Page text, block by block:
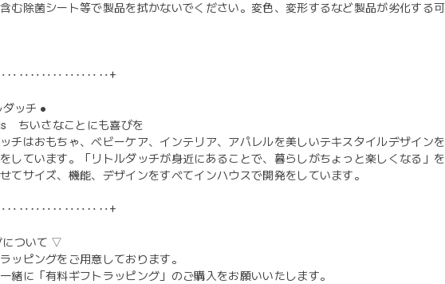
む除菌シート等で製品を拭かないでください。変色、変形するなど製品が劣化する可
ッチ ●
ちいさなことにも喜びを
チはおもちゃ、ベビーケア、インテリア、アパレルを美しいテキスタイルデザイン
しています。「リトルダッチが身近にあることで、暮らしがちょっと楽しくなる」
てサイズ、機能、デザインをすべてインハウスで開発をしています。
について ▽
ッピングをご用意しております。
緒に「有料ギフトラッピング」のご購入をお願いいたします。